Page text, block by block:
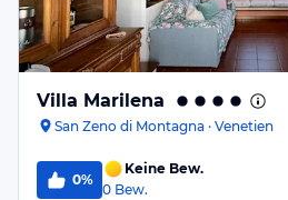
Villa Marilena
San Zeno di Montagna · Venetien
0%
Keine Bew.
0 Bew.